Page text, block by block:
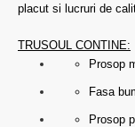
placut si lucruri de
TRUSOUL CONTINE:
Prosop
Fasa
Prosop